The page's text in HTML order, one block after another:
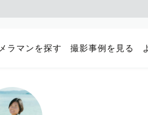
ラマンを探す 撮影事例を見る